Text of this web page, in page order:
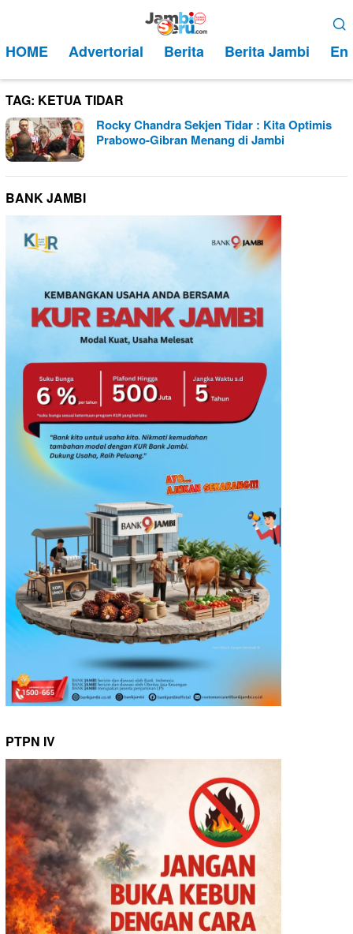
kontenMobile
HOME Advertorial Berita Berita Jambi
TAG: KETUA TIDAR
Rocky Chandra Sekjen Tidar : Kita Optimis
Prabowo-Gibran Menang di Jambi
BANK JAMBI
PTPN IV